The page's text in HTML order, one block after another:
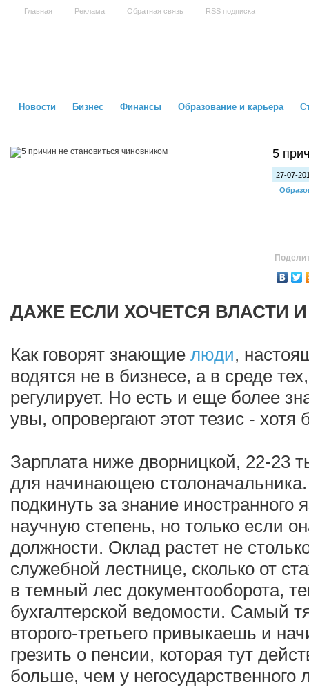
Главная Реклама Обратная связь RSS подписка
Новости Бизнес Финансы Образование и карьера
5
27-07-
ДАЖЕ ЕСЛИ ХОЧЕТСЯ ВЛАСТИ
Как говорят знающие люди,
водятся не в бизнесе, а в среде
регулирует. Но есть и еще более
увы, опровергают этот тезис - хотя
Зарплата ниже дворницкой, 22-23
для начинающею
подкинуть за знание иностранного
научную степень, но только если
должности. Оклад растет не
служебной лестнице, сколько от
в темный лес документооборота,
бухгалтерской ведомости. Самый
второго-третьего привыкаешь и
грезить о пенсии, которая тут
больше, чем у негосударственного